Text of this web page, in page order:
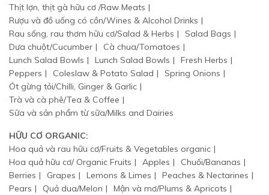
Thịt lợn, thịt gà hữu cơ /Raw Meats
Rượu và đồ uống có cồn/Wines & Alcohol Drinks
Rau sống, rau thơm hữu cơ/Salad & Herbs
Salad Bags
Dưa chuột/Cucumber
Cà chua/Tomatoes
Lunch Salad Bowls
Lunch Salad Bowls
Fresh Herbs
Peppers
Coleslaw & Potato Salad
Spring Onions
Ót gừng tỏi/Chilli, Ginger & Garlic
Trà và cà phê/Tea & Coffee
Sữa và sản phẩm từ sữa/Milks and Dairies
HỮU CƠ ORGANIC:
Hoa quả và rau hữu cơ/Fruits & Vegetables organic
Hoa quả hữu cơ/ Organic Fruits
Apples
Chuối/Bananas
Berries
Grapes Lemons & Limes
Peaches & Nectarines
Pears
Quả dua/Melon
Mận và mơ/Plums & Apricots